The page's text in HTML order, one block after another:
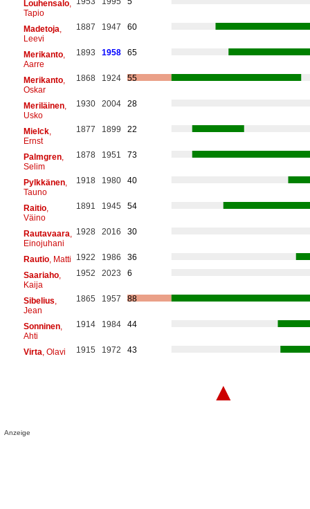
Louhensalo,
Tapio
Madetoja
Leevi
1887 1947 60
Merikanto,
Aarre
1893 1958 65
Merikanto,
Oskar
1868 1924 55
Meriläinen,
Usko
1930 2004 28
Mielck,
Ernst
1877 1899 22
Palmgren,
Selim
1878 1951 73
Pylkkänen,
Tauno
1918 1980 40
Raitio,
Väino
1891 1945 54
Rautavaara
Einojuhani
1928 2016 30
Rautio, Matti 1922 1986
36
Saariaho,
Kaija
1952 2023 6
Sibelius
Jean
1865 1957 88
Sonninen,
Ahti
1914 1984 44
Virta , Olavi 1915 1972 43
▲
Anzeige